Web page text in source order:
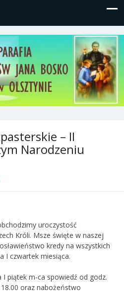
Jana Bosko w
1
– II
Narodzeniu
uroczystość
Króli. Msze święte w naszej
kredy na wszystkich
I czwartek miesiąca.
I piątek m-ca spowiedź od godz.
oraz nabożeństwo